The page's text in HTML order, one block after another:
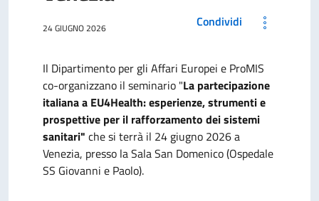
24 GIUGNO 2026 Condividi
Il Dipartimento per gli Affari Europei e ProMIS
co-organizzano il seminario "La partecipazione
italiana a EU4Health: esperienze, strumenti e
prospettive per il rafforzamento dei sistemi
sanitari" che si terrà il 24 giugno 2026 a
Venezia, presso la Sala San Domenico (Ospedale
SS Giovanni e Paolo).